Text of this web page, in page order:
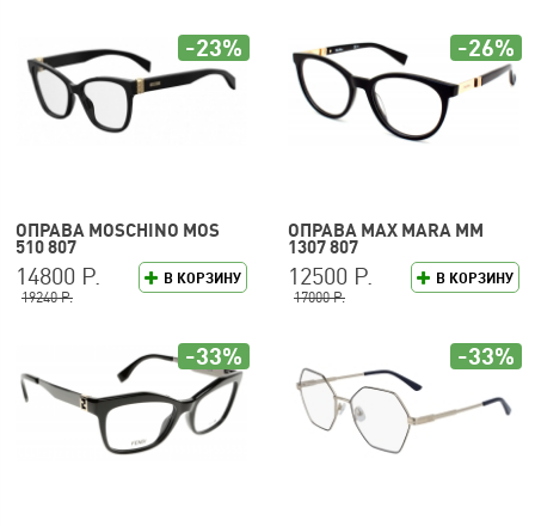
ОПРАВА MOSCHINO MOS
510 807
В КОРЗИНУ
14800 Р.
19240 Р.
-23%
ОПРАВА MAX MARA MM
1307 807
В КОРЗИНУ
12500 Р.
17000 Р.
-26%
-33% -33%